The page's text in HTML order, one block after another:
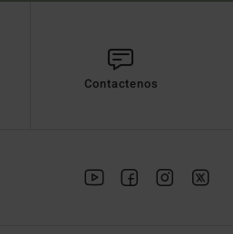
Contactenos